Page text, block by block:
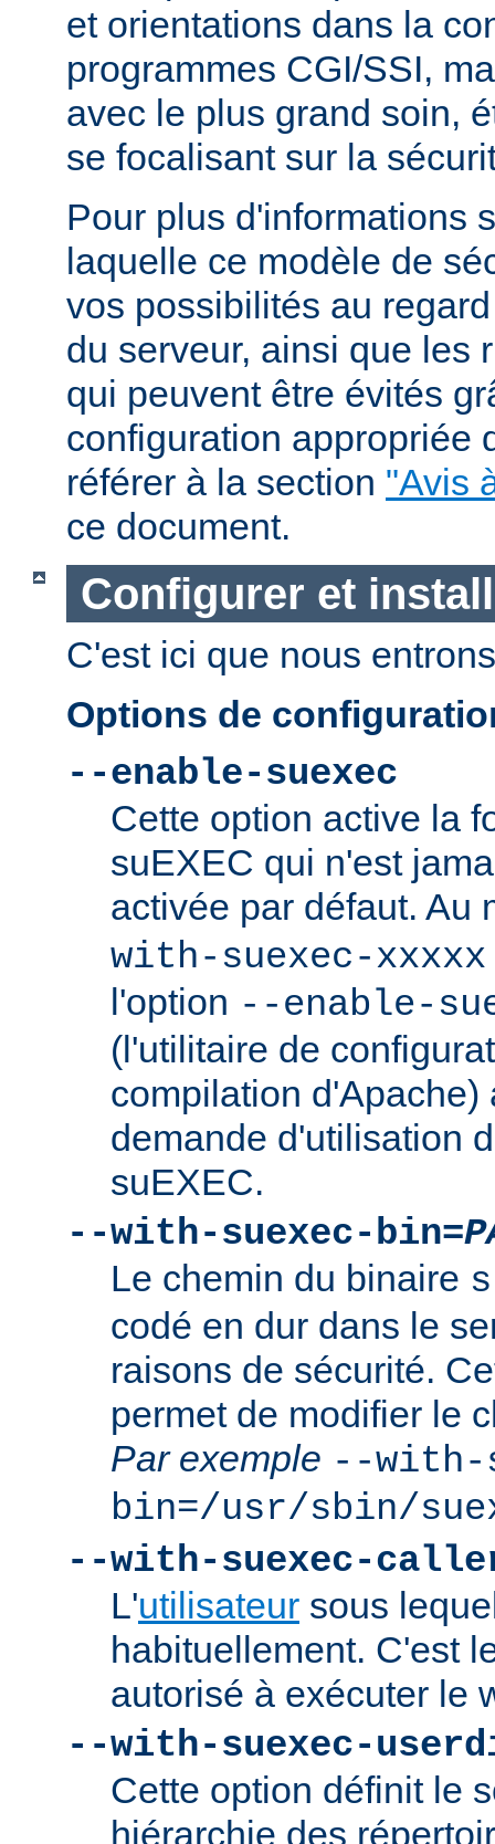
et orientations dans la
programmes CGI/SSI,
avec le plus grand soin,
se focalisant sur la
Pour plus d'informations
laquelle ce modèle de
vos possibilités au
du serveur, ainsi que les
qui peuvent être évités
configuration appropriée
référer à la section "Avis
ce document.
Configurer et
C'est ici que nous
Options de
--enable-suexec
Cette option active la
suEXEC qui n'est
activée par défaut. Au
with-suexec-xxxxx
l'option --enable-
(l'utilitaire de
compilation d'Apache)
demande d'utilisation
suEXEC.
--with-suexec-bin=
Le chemin du binaire
codé en dur dans le
raisons de sécurité.
permet de modifier le
Par exemple --with-
bin=/usr/sbin/
--with-suexec-
L'utilisateur sous
habituellement. C'est
autorisé à exécuter le
--with-suexec-
Cette option définit le
hiérarchie des